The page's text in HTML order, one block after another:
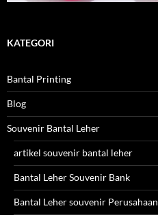
KATEGORI
Bantal Printing
Blog
Souvenir Bantal Leher
artikel souvenir bantal leher
Bantal Leher Souvenir Bank
Bantal Leher souvenir Perusahaan